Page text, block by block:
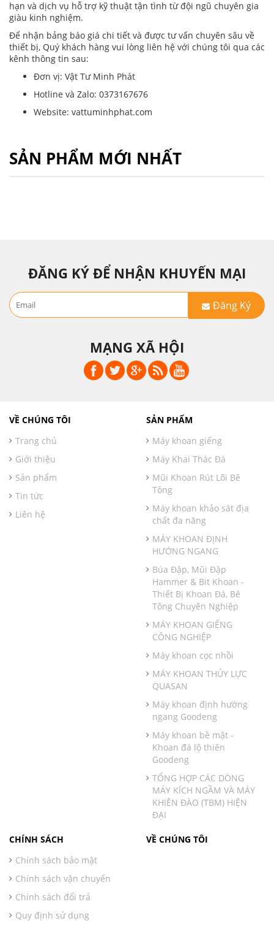
hạn và dịch vụ hỗ trợ kỹ thuật tận tình từ đội ngũ chuyên gia
giàu kinh nghiệm.
Để nhận bảng báo giá chi tiết và được tư vấn chuyên sâu về
thiết bị, Quý khách hàng vui lòng liên hệ với chúng tôi qua các
kênh thông tin sau:
Đơn vị: Vật Tư Minh Phát
Hotline và Zalo: 0373167676
Website: vattuminhphat.com
SẢN PHẨM MỚI NHẤT
ĐĂNG KÝ ĐỂ NHẬN KHUYẾN MẠI
Đăng Ký
MẠNG XÃ HỘI
VỀ CHÚNG TÔI
Trang chủ
Giới thiệu
Sản phẩm
Tin tức
Liên hệ
SẢN PHẨM
Máy khoan giếng
Máy Khai Thác Đá
Mũi Khoan Rút Lõi Bê
Tông
Máy khoan khảo sát địa
chất đa năng
MÁY KHOAN ĐỊNH
HƯỚNG NGANG
Búa Đập, Mũi Đập
Hammer & Bit Khoan -
Thiết Bị Khoan Đá, Bê
Tông Chuyên Nghiệp
MÁY KHOAN GIẾNG
CÔNG NGHIỆP
Máy khoan cọc nhồi
MÁY KHOAN THỦY LỰC
QUASAN
Máy khoan định hướng
ngang Goodeng
Máy khoan bề mặt -
Khoan đá lộ thiên
Goodeng
TỔNG HỢP CÁC DÒNG
MÁY KÍCH NGẦM VÀ MÁY
KHIÊN ĐÀO (TBM) HIỆN
ĐẠI
CHÍNH SÁCH
Chính sách bảo mật
Chính sách vận chuyển
Chính sách đổi trả
Quy định sử dụng
VỀ CHÚNG TÔI